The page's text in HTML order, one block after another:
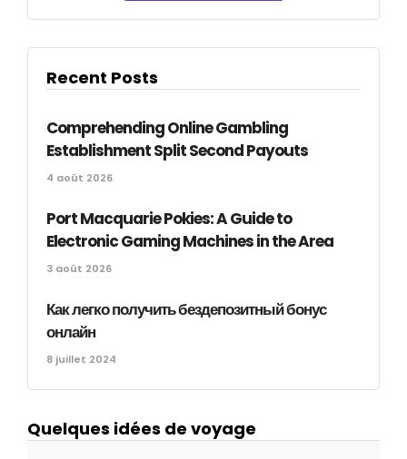
Recent Posts
Comprehending Online Gambling
Establishment Split Second Payouts
4 août 2026
Port Macquarie Pokies: A Guide to
Electronic Gaming Machines in the Area
3 août 2026
Как легко получить бездепозитный бонус
онлайн
8 juillet 2024
Quelques idées de voyage